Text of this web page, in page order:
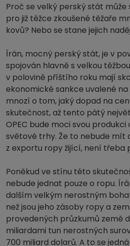
Proč se velký perský stát
pro již těžce zkoušené těžaře
kovů? Nebo se stane jejich
Írán, mocný perský stát, je v
spojován hlavně s velkou
v polovině příštího roku mají
ekonomické sankce uvalené
mnozí o tom, jaký dopad na
skutečnost, až tento pátý
OPEC bude moci svou
světové trhy. Že to nebude mít
z exportu ropy žijící, není třeba
Poněkud ve stínu této
nebude jednat pouze o ropu.
dalším velkým nerostným
než jsou jeho zásoby ropy a
provedených průzkumů země
miliardami tun nerostných
700 miliard dolarů. A to se